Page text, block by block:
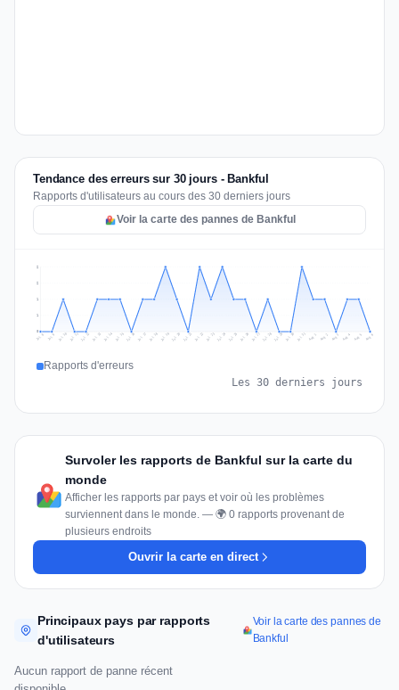
Tendance des erreurs sur 30 jours - Bankful
Rapports d'utilisateurs au cours des 30 derniers jours
Voir la carte des pannes de Bankful
1
1
2
2
Jul 8 Jul 9 Jul 10 Jul 11 Jul 12 Jul 13 Jul 14 Jul 15 Jul 16 Jul 17 Jul 18 Jul 19 Jul 20 Jul 21 Jul 22 Jul 23 Jul 24 Jul 25 Jul 26 Jul 27 Jul 28 Jul 29 Jul 30 Jul 31 Aug 1 Aug 2 Aug 3 Aug 4 Aug 5 Aug 6
Rapports d'erreurs
Les 30 derniers jours
Survoler les rapports de Bankful sur la carte du
monde
Afficher les rapports par pays et voir où les problèmes
surviennent dans le monde. — 🌍 0 rapports provenant de
plusieurs endroits
Ouvrir la carte en direct
Principaux pays par rapports
d'utilisateurs
Voir la carte des pannes de
Bankful
Aucun rapport de panne récent